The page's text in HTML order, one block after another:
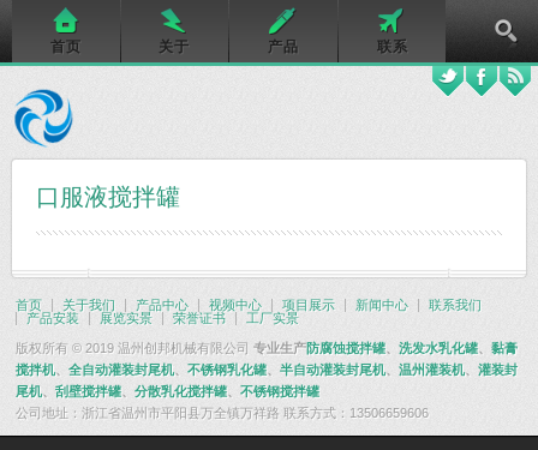
首页 关于 产品 联系
口服液搅拌罐
首页 关于我们 产品中心 视频中心 项目展示 新闻中心
联系我们
产品安装
展览实景 荣誉证书 工厂实景
版权所有 © 2019 温州创邦机械有限公司 专业生产防腐蚀搅拌罐 洗发水乳化罐、 黏膏
搅拌机、 全自动灌装封尾机 不锈钢乳化罐 半自动灌装封尾机 温州灌装机
灌装封
尾机
刮壁搅拌罐 分散乳化搅拌罐、 不锈钢搅拌罐
公司地址：浙江省温州市平阳县万全镇万祥路 联系方式：13506659606